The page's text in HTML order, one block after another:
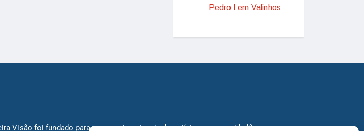
Pedro I em Valinhos
Visão foi fundado para ser uma terceira via de notícias para os cidadãos